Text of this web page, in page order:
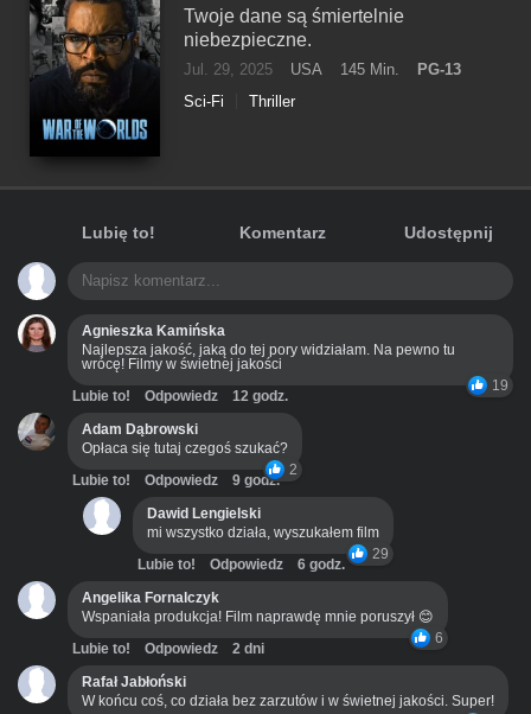
Twoje dane są śmiertelnie
niebezpieczne.
Jul. 29, 2025 USA 145 Min.
PG-13
Sci-Fi
Thriller
Lubię to! Komentarz Udostępnij
Agnieszka Kamińska
Najlepsza jakość, jaką do tej pory widziałam. Na pewno tu
wrócę! Filmy w świetnej jakości
19
Lubie to! Odpowiedz
12 godz.
Adam Dąbrowski
Opłaca się tutaj czegoś szukać?
2
Lubie to! Odpowiedz
9 godz.
Dawid Lengielski
mi wszystko działa, wyszukałem film
29
Lubie to! Odpowiedz
6 godz.
Angelika Fornalczyk
Wspaniała produkcja! Film naprawdę mnie poruszył 😊
6
Lubie to! Odpowiedz
2 dni
Rafał Jabłoński
W końcu coś, co działa bez zarzutów i w świetnej jakości. Super!